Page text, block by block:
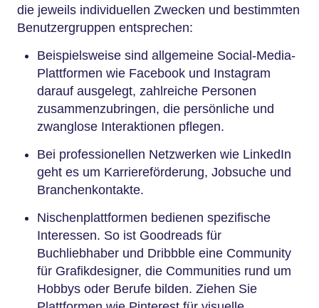
die jeweils individuellen Zwecken und bestimmten
Benutzergruppen entsprechen:
Beispielsweise sind allgemeine Social-Media-
Plattformen wie Facebook und Instagram
darauf ausgelegt, zahlreiche Personen
zusammenzubringen, die persönliche und
zwanglose Interaktionen pflegen.
Bei professionellen Netzwerken wie LinkedIn
geht es um Karriereförderung, Jobsuche und
Branchenkontakte.
Nischenplattformen bedienen spezifische
Interessen. So ist Goodreads für
Buchliebhaber und Dribbble eine Community
für Grafikdesigner, die Communities rund um
Hobbys oder Berufe bilden. Ziehen Sie